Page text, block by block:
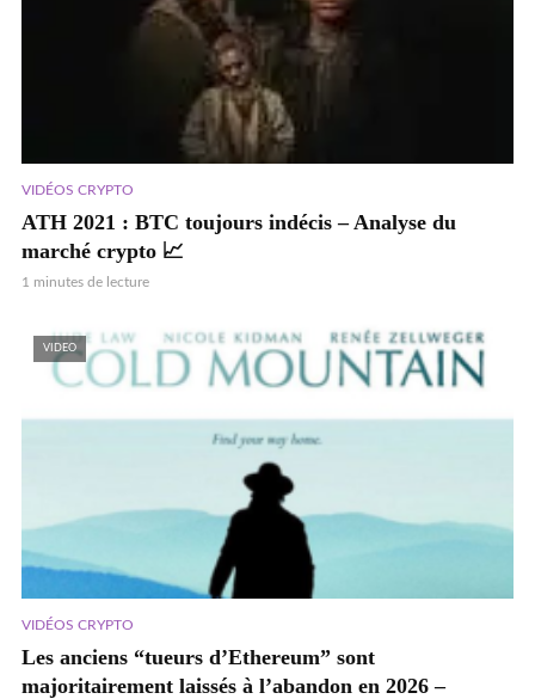
VIDÉOS CRYPTO
ATH 2021 : BTC toujours indécis – Analyse du
marché crypto 📈
1 minutes de lecture
VIDEO
VIDÉOS CRYPTO
Les anciens “tueurs d’Ethereum” sont
majoritairement laissés à l’abandon en 2026 –